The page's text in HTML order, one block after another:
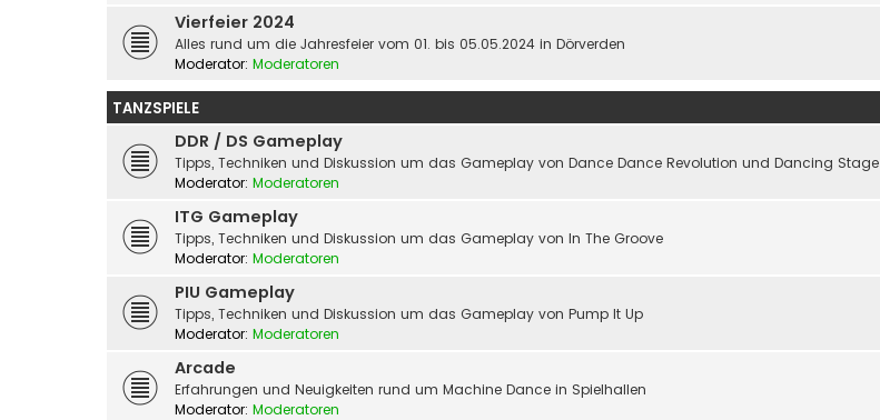
Vierfeier 2024
Alles rund um die Jahresfeier vom 01. bis 05.05.2024 in Dörverden
Moderator: Moderatoren
TANZSPIELE
DDR / DS Gameplay
Tipps, Techniken und Diskussion um das Gameplay von Dance Dance Revolution und Dancing Stage
Moderator: Moderatoren
ITG Gameplay
Tipps, Techniken und Diskussion um das Gameplay von In The Groove
Moderator: Moderatoren
PIU Gameplay
Tipps, Techniken und Diskussion um das Gameplay von Pump It Up
Moderator: Moderatoren
Arcade
Erfahrungen und Neuigkeiten rund um Machine Dance in Spielhallen
Moderator: Moderatoren